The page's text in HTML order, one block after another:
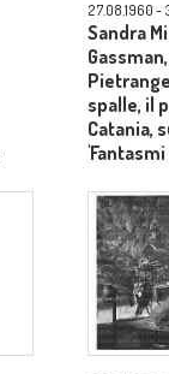
27.08.1960 -
Sandra
spalle, il
Catania,